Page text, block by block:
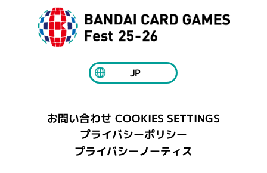
JP
お問い合わせ COOKIES SETTINGS
プライバシーポリシー
プライバシーノーティス